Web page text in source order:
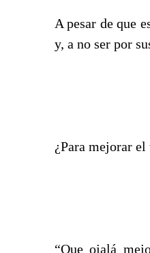
A pesar de que
y, a no ser por
¿Para mejorar
“Que ojalá